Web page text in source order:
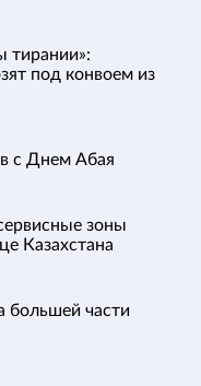
тирании»:
под конвоем из
с Днем Абая
зоны
Казахстана
большей части